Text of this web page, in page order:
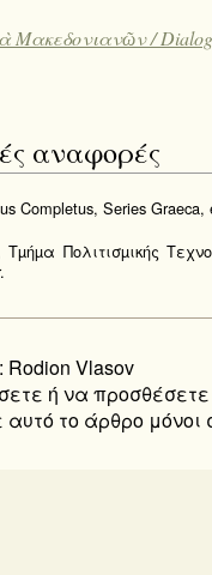
/
αναφορές
Completus, Series
Τµήµα Πολιτισµικής
Vlasov
ή να
το άρθρο μόνοι